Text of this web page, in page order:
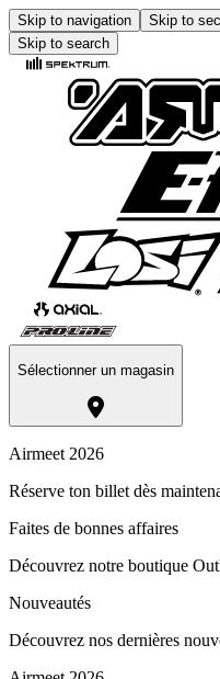
Skip to navigation Skip to
Skip to search
Sélectionner un magasin
Airmeet 2026
Réserve ton billet dès
Faites de bonnes affaires
Découvrez notre boutique
Nouveautés
Découvrez nos dernières